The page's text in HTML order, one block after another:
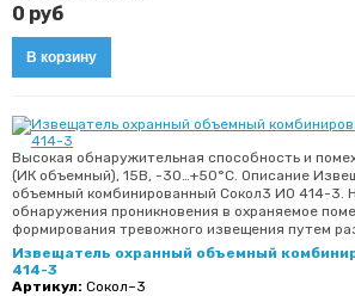
0 руб
Высокая обнаружительная способность и
(ИК объемный), 15В, -30…+50°С. Описание
объемный комбинированный Сокол3 ИО 414-3.
обнаружения проникновения в охраняемое
формирования тревожного извещения путем
Извещатель охранный объемный
414-3
Артикул: Сокол–3